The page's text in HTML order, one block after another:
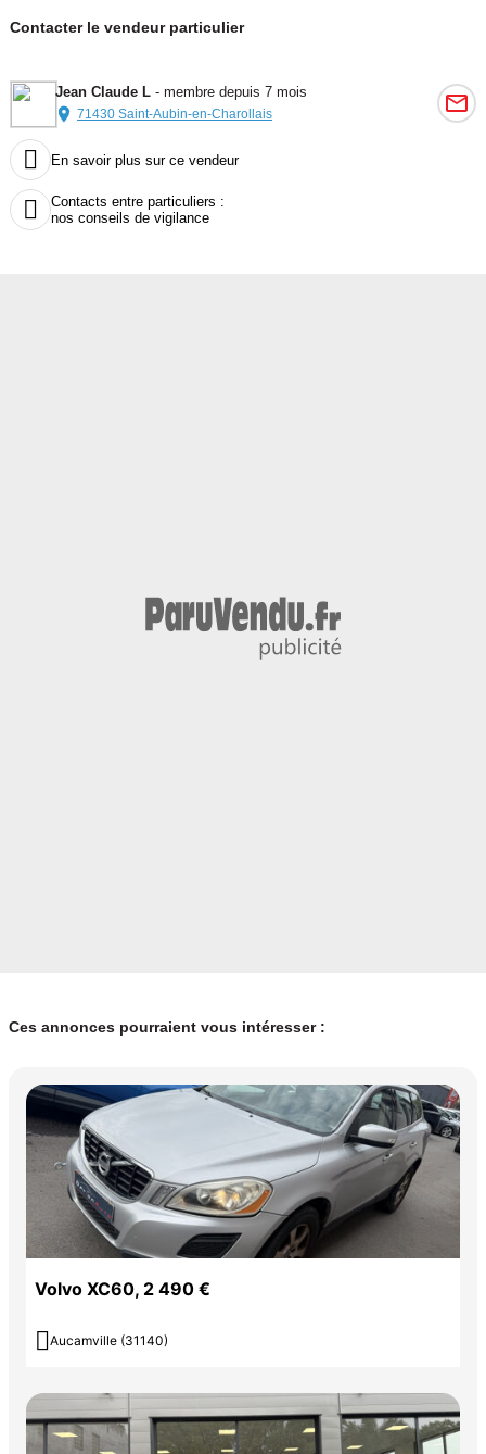
Contacter le vendeur particulier
Jean Claude L- membre depuis 7 mois
71430 Saint-Aubin-en-Charollais
 En savoir plus sur ce vendeur

Contacts entre particuliers :
nos conseils de vigilance
Ces annonces pourraient vous intéresser :
Volvo XC60, 2 490 €
 Aucamville (31140)